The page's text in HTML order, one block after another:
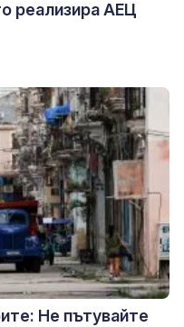
реализира АЕЦ
Не пътувайте